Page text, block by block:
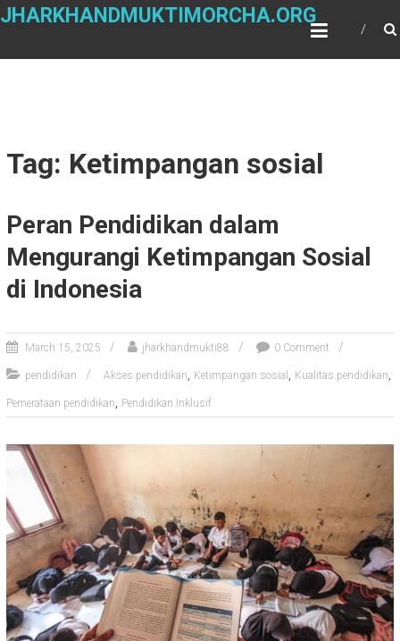
Skip
JHARKHANDMUKTIMORCHA.ORG
Tag: Ketimpangan sosial
Peran Pendidikan dalam
Mengurangi Ketimpangan Sosial
di Indonesia
March 15, 2025 jharkhandmukti88 0 Comment
pendidikan Akses pendidikan, Ketimpangan sosial , Kualitas pendidikan,
Pemerataan pendidikan, Pendidikan Inklusif